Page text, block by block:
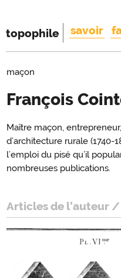
topophile savoir
maçon
François
Introduction
Introduction
Maître maçon,
d’architecture rurale
l’emploi du pisé qu’il
nombreuses publications.
Articles de l’auteur